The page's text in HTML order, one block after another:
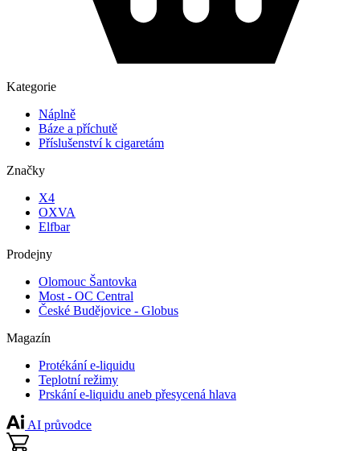
Kategorie
Náplně
Báze a příchutě
Příslušenství k cigaretám
Značky
X4
OXVA
Elfbar
Prodejny
Olomouc Šantovka
Most - OC Central
České Budějovice - Globus
Magazín
Protékání e-liquidu
Teplotní režimy
Prskání e-liquidu aneb přesycená hlava
AI průvodce